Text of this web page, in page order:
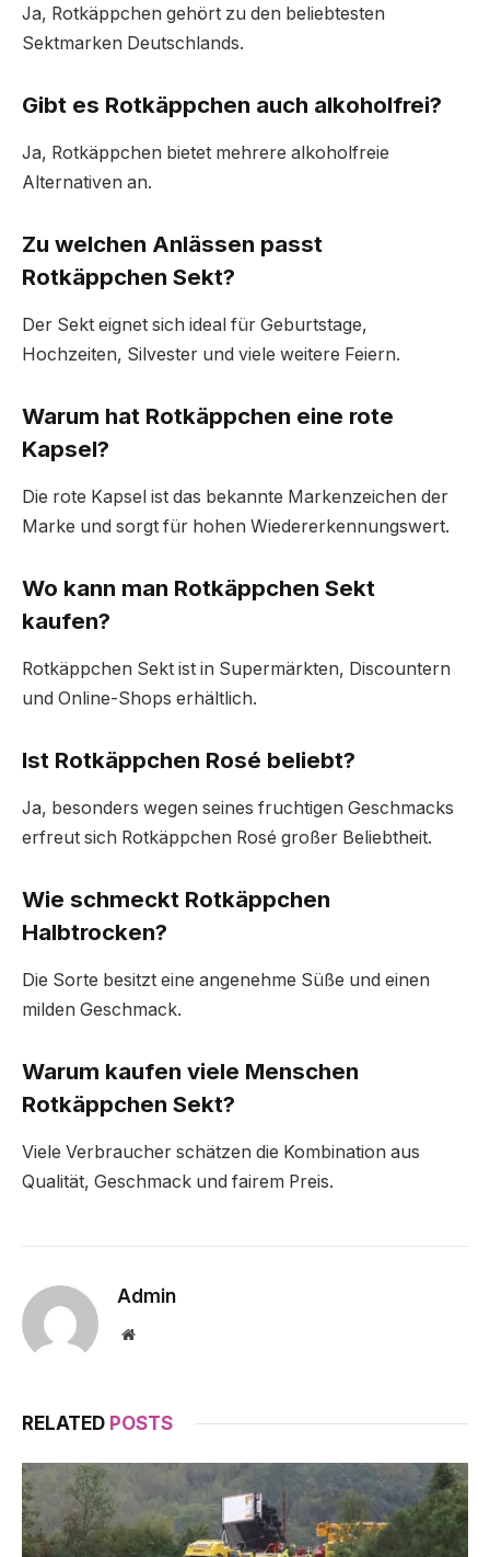
Ja, Rotkäppchen gehört zu den beliebtesten
Sektmarken Deutschlands.
Gibt es Rotkäppchen auch alkoholfrei?
Ja, Rotkäppchen bietet mehrere alkoholfreie
Alternativen an.
Zu welchen Anlässen passt
Rotkäppchen Sekt?
Der Sekt eignet sich ideal für Geburtstage,
Hochzeiten, Silvester und viele weitere Feiern.
Warum hat Rotkäppchen eine rote
Kapsel?
Die rote Kapsel ist das bekannte Markenzeichen der
Marke und sorgt für hohen Wiedererkennungswert.
Wo kann man Rotkäppchen Sekt
kaufen?
Rotkäppchen Sekt ist in Supermärkten, Discountern
und Online-Shops erhältlich.
Ist Rotkäppchen Rosé beliebt?
Ja, besonders wegen seines fruchtigen Geschmacks
erfreut sich Rotkäppchen Rosé großer Beliebtheit.
Wie schmeckt Rotkäppchen
Halbtrocken?
Die Sorte besitzt eine angenehme Süße und einen
milden Geschmack.
Warum kaufen viele Menschen
Rotkäppchen Sekt?
Viele Verbraucher schätzen die Kombination aus
Qualität, Geschmack und fairem Preis.
Admin
Website
RELATED POSTS